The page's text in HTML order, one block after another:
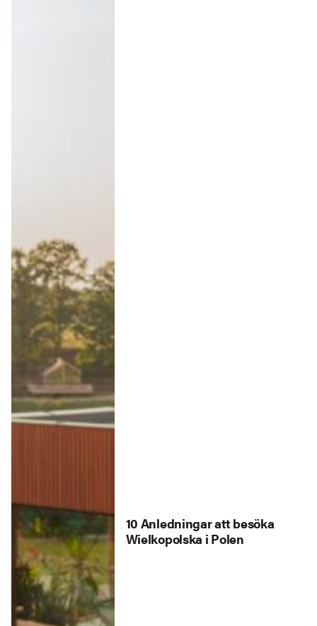
10 Anledningar att besöka
Wielkopolska i Polen